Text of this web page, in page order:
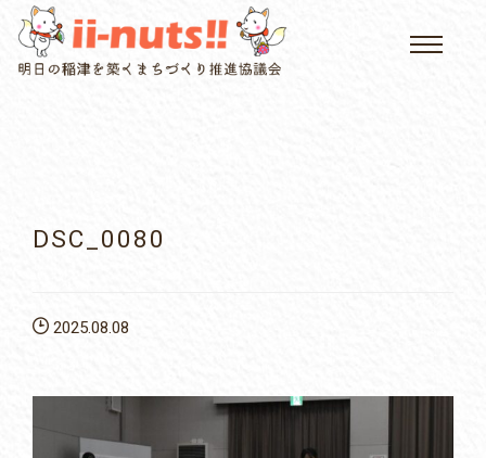
HOME
屏風山ご案内
DSC_0080
2025.08.08